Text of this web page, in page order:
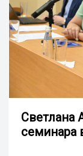
Светлана
семинара